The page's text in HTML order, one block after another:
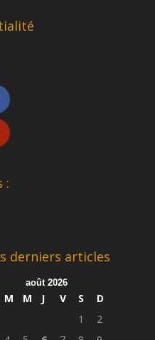
:
derniers articles
août 2026
M M J V S
D
1
2